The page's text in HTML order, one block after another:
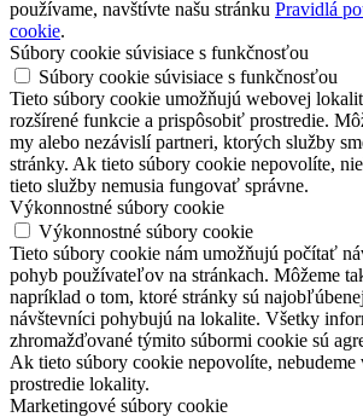
používame, navštívte našu stránku Pravidlá
cookie.
Súbory cookie súvisiace s funkčnosťou
Súbory cookie súvisiace s funkčnosťou
Tieto súbory cookie umožňujú webovej
rozšírené funkcie a prispôsobiť prostredie.
my alebo nezávislí partneri, ktorých služby
stránky. Ak tieto súbory cookie nepovolíte,
tieto služby nemusia fungovať správne.
Výkonnostné súbory cookie
Výkonnostné súbory cookie
Tieto súbory cookie nám umožňujú počítať
pohyb používateľov na stránkach. Môžeme
napríklad o tom, ktoré stránky sú
návštevníci pohybujú na lokalite. Všetky
zhromažďované týmito súbormi cookie sú
Ak tieto súbory cookie nepovolíte,
prostredie lokality.
Marketingové súbory cookie